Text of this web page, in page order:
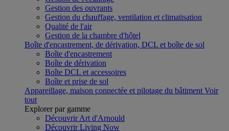
Gestion des ouvrants
Gestion du chauffage, ventilation et climatisation
Qualité de l'air
Gestion de la chambre d'hôtel
Boîte d'encastrement, de dérivation, DCL et boîte de sol
Boîte d'encastrement
Boîte de dérivation
Boîte DCL et accessoires
Boîte et prise de sol
Appareillage, maison connectée et pilotage du bâtiment Voir
tout
Explorer par gamme
Découvrir Art d'Arnould
Découvrir Living Now